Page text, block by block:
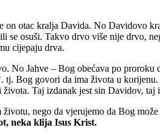
on otac kralja Davida. No Davidovo
se osuši. Takvo drvo više nije drvo,
cijepaju drva.
No Jahve – Bog obećava po
tj. Bog govori da ima života u
Taj izdanak jest sin Davidov, taj
nego da vjerujemo da Bog
neka klija Isus Krist.